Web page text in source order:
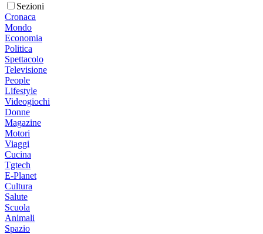
Sezioni
Cronaca
Mondo
Economia
Politica
Spettacolo
Televisione
People
Lifestyle
Videogiochi
Donne
Magazine
Motori
Viaggi
Cucina
Tgtech
E-Planet
Cultura
Salute
Scuola
Animali
Spazio